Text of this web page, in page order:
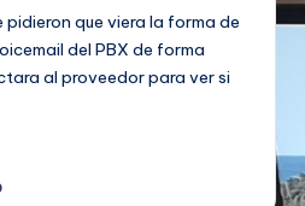
que viera la forma de
del PBX de forma
al proveedor para ver si